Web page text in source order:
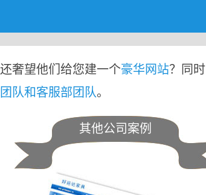
奢望他们给您建一个豪华网站？同时
队和客服部团队。
其他公司案例